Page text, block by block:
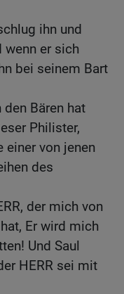
ihn und
wenn er sich
bei seinem Bart
Bären hat
Philister,
einer von jenen
des
der mich von
Er wird mich
Und Saul
HERR sei mit